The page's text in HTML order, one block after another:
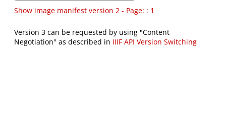
Show image manifest version 2 - Page: : 1
Version 3 can be requested by using "Content
Negotiation" as described in IIIF API Version Switching